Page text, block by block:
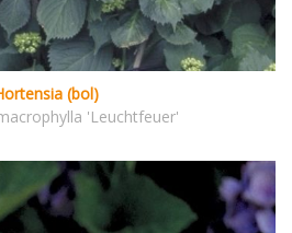
(bol)
'Leuchtfeuer'